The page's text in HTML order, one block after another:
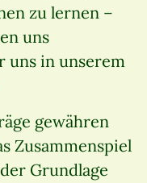
zu lernen –
uns
uns in unserem
gewähren
Zusammenspiel
Grundlage